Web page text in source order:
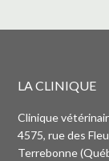
LA CLINIQUE
Clinique
4575, rue des
Terrebonne